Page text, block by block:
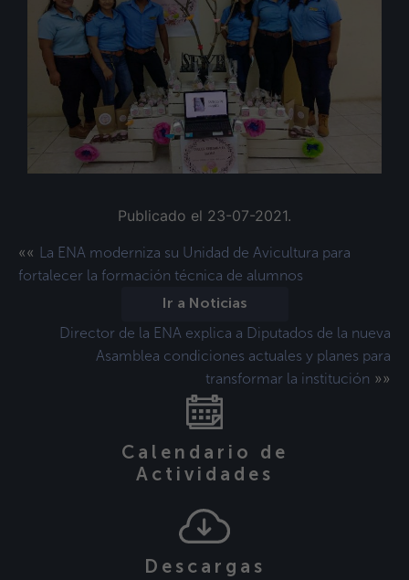
Publicado el 23-07-2021.
«« La ENA moderniza su Unidad de Avicultura para
fortalecer la formación técnica de alumnos
Ir a Noticias
Director de la ENA explica a Diputados de la nueva
Asamblea condiciones actuales y planes para
transformar la institución »»
Calendario de
Actividades
Descargas